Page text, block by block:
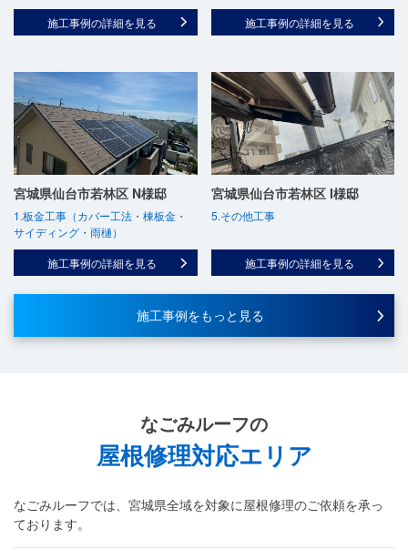
施工事例の詳細を見る
施工事例の詳細を見る
宮城県仙台市若林区 N様邸
1.板金工事（カバー工法・棟板金・
サイディング・雨樋）
施工事例の詳細を見る
宮城県仙台市若林区 I様邸
5.その他工事
施工事例の詳細を見る
施工事例をもっと見る
なごみルーフの
屋根修理対応エリア
なごみルーフでは、宮城県全域を対象に屋根修理のご依頼を承っ
ております。